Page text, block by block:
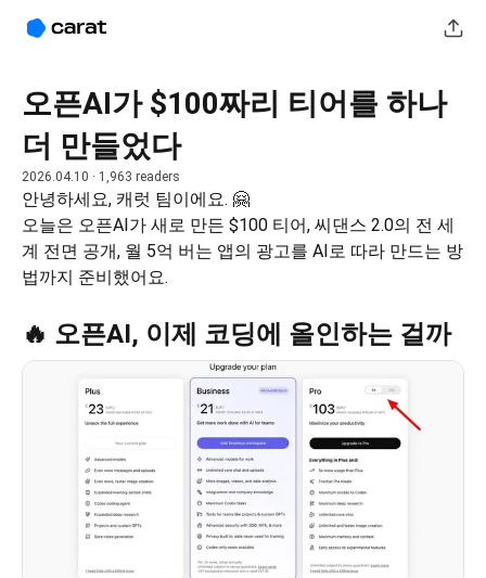
오픈AI가 $100짜리 티어를 하나
더 만들었다
2026.04.10 · 1,963 readers
안녕하세요, 캐럿 팀이에요. 🤗
오늘은 오픈AI가 새로 만든 $100 티어, 씨댄스 2.0의 전 세
계 전면 공개, 월 5억 버는 앱의 광고를 AI로 따라 만드는 방
법까지 준비했어요.
🔥 오픈AI, 이제 코딩에 올인하는 걸까